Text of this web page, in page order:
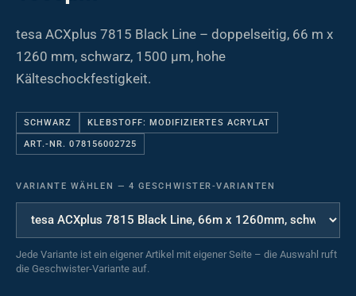
tesa ACXplus 7815 Black Line – doppelseitig, 66 m x
1260 mm, schwarz, 1500 µm, hohe
Kälteschockfestigkeit.
SCHWARZ KLEBSTOFF: MODIFIZIERTES ACRYLAT
ART.-NR. 078156002725
VARIANTE WÄHLEN — 4 GESCHWISTER-VARIANTEN
Jede Variante ist ein eigener Artikel mit eigener Seite – die Auswahl ruft
die Geschwister-Variante auf.